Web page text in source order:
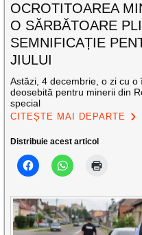
OCROTITOAREA
O SĂRBĂTOARE
SEMNIFICAȚIE
JIULUI
Astăzi, 4 decembrie, o zi cu o
deosebită pentru minerii din
special
CITEȘTE MAI DEPARTE
Distribuie acest articol